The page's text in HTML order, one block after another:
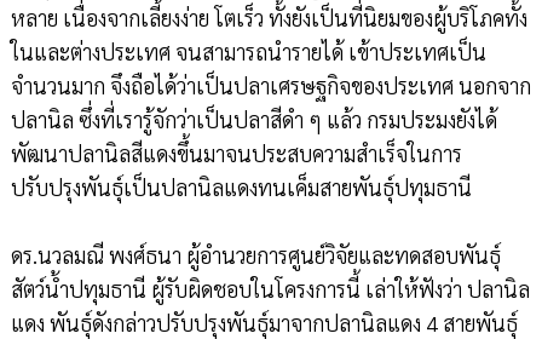
หลาย เนื่องจากเลี้ยงง่าย โตเร็ว ทั้งยังเป็นที่นิยมของผู้บริโภคทั้ง
ในและต่างประเทศ จนสามารถนำรายได้ เข้าประเทศเป็น
จำนวนมาก จึงถือได้ว่าเป็นปลาเศรษฐกิจของประเทศ นอกจาก
ปลานิล ซึ่งที่เรารู้จักว่าเป็นปลาสีดำ ๆ แล้ว กรมประมงยังได้
พัฒนาปลานิลสีแดงขึ้นมาจนประสบความสำเร็จในการ
ปรับปรุงพันธุ์เป็นปลานิลแดงทนเค็มสายพันธุ์ปทุมธานี
ดร.นวลมณี พงศ์ธนา ผู้อำนวยการศูนย์วิจัยและทดสอบพันธุ์
สัตว์น้ำปทุมธานี ผู้รับผิดชอบในโครงการนี้ เล่าให้ฟังว่า ปลานิล
แดง พันธุ์ดังกล่าวปรับปรุงพันธุ์มาจากปลานิลแดง 4 สายพันธุ์